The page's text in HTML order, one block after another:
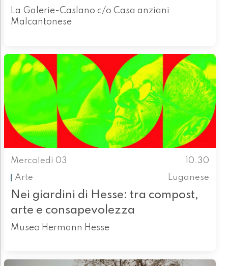
La Galerie-Caslano c/o Casa anziani
Malcantonese
Mercoledì 03
10.30
Arte
Luganese
Nei giardini di Hesse: tra compost,
arte e consapevolezza
Museo Hermann Hesse